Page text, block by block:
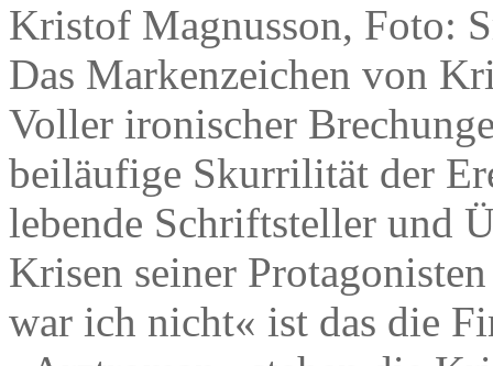
Kristof Magnusson, Foto:
Das Markenzeichen von
Voller ironischer
beiläufige Skurrilität der
lebende Schriftsteller und
Krisen seiner
war ich nicht« ist das die